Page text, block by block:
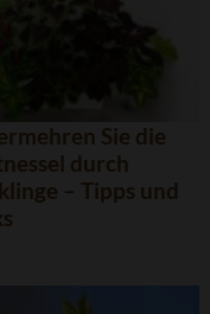
Sie die
durch
– Tipps und